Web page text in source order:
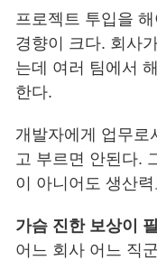
프로젝트 투입을
경향이 크다. 회사
는데 여러 팀에서
한다.
개발자에게 업무로
고 부르면 안된다.
이 아니어도 생산
가슴 진한 보상이
어느 회사 어느 직